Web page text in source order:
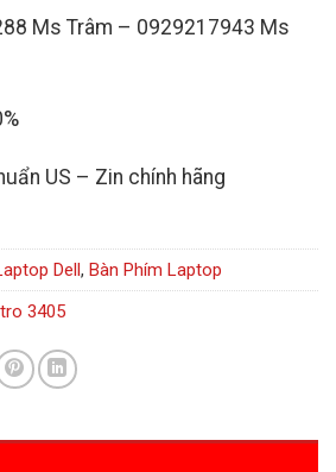
Ms Trâm – 0929217943 Ms
US – Zin chính hãng
Dell, Bàn Phím Laptop
3405